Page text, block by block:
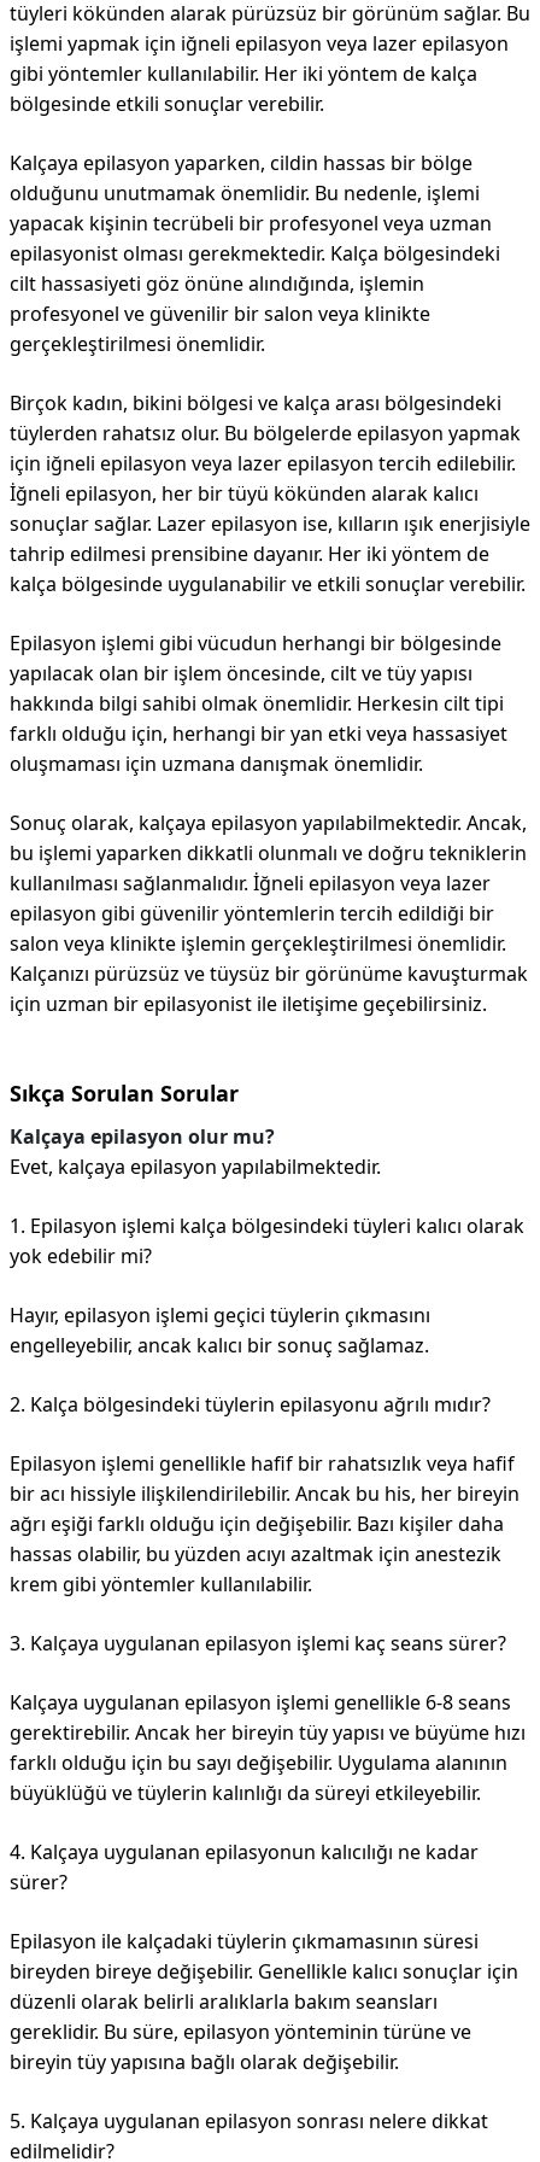
tüyleri kökünden alarak pürüzsüz bir görünüm sağlar. Bu
işlemi yapmak için iğneli epilasyon veya lazer epilasyon
gibi yöntemler kullanılabilir. Her iki yöntem de kalça
bölgesinde etkili sonuçlar verebilir.
Kalçaya epilasyon yaparken, cildin hassas bir bölge
olduğunu unutmamak önemlidir. Bu nedenle, işlemi
yapacak kişinin tecrübeli bir profesyonel veya uzman
epilasyonist olması gerekmektedir. Kalça bölgesindeki
cilt hassasiyeti göz önüne alındığında, işlemin
profesyonel ve güvenilir bir salon veya klinikte
gerçekleştirilmesi önemlidir.
Birçok kadın, bikini bölgesi ve kalça arası bölgesindeki
tüylerden rahatsız olur. Bu bölgelerde epilasyon yapmak
için iğneli epilasyon veya lazer epilasyon tercih edilebilir.
İğneli epilasyon, her bir tüyü kökünden alarak kalıcı
sonuçlar sağlar. Lazer epilasyon ise, kılların ışık enerjisiyle
tahrip edilmesi prensibine dayanır. Her iki yöntem de
kalça bölgesinde uygulanabilir ve etkili sonuçlar verebilir.
Epilasyon işlemi gibi vücudun herhangi bir bölgesinde
yapılacak olan bir işlem öncesinde, cilt ve tüy yapısı
hakkında bilgi sahibi olmak önemlidir. Herkesin cilt tipi
farklı olduğu için, herhangi bir yan etki veya hassasiyet
oluşmaması için uzmana danışmak önemlidir.
Sonuç olarak, kalçaya epilasyon yapılabilmektedir. Ancak,
bu işlemi yaparken dikkatli olunmalı ve doğru tekniklerin
kullanılması sağlanmalıdır. İğneli epilasyon veya lazer
epilasyon gibi güvenilir yöntemlerin tercih edildiği bir
salon veya klinikte işlemin gerçekleştirilmesi önemlidir.
Kalçanızı pürüzsüz ve tüysüz bir görünüme kavuşturmak
için uzman bir epilasyonist ile iletişime geçebilirsiniz.
Sıkça Sorulan Sorular
Kalçaya epilasyon olur mu?
Evet, kalçaya epilasyon yapılabilmektedir.
1. Epilasyon işlemi kalça bölgesindeki tüyleri kalıcı olarak
yok edebilir mi?
Hayır, epilasyon işlemi geçici tüylerin çıkmasını
engelleyebilir, ancak kalıcı bir sonuç sağlamaz.
2. Kalça bölgesindeki tüylerin epilasyonu ağrılı mıdır?
Epilasyon işlemi genellikle hafif bir rahatsızlık veya hafif
bir acı hissiyle ilişkilendirilebilir. Ancak bu his, her bireyin
ağrı eşiği farklı olduğu için değişebilir. Bazı kişiler daha
hassas olabilir, bu yüzden acıyı azaltmak için anestezik
krem gibi yöntemler kullanılabilir.
3. Kalçaya uygulanan epilasyon işlemi kaç seans sürer?
Kalçaya uygulanan epilasyon işlemi genellikle 6-8 seans
gerektirebilir. Ancak her bireyin tüy yapısı ve büyüme hızı
farklı olduğu için bu sayı değişebilir. Uygulama alanının
büyüklüğü ve tüylerin kalınlığı da süreyi etkileyebilir.
4. Kalçaya uygulanan epilasyonun kalıcılığı ne kadar
sürer?
Epilasyon ile kalçadaki tüylerin çıkmamasının süresi
bireyden bireye değişebilir. Genellikle kalıcı sonuçlar için
düzenli olarak belirli aralıklarla bakım seansları
gereklidir. Bu süre, epilasyon yönteminin türüne ve
bireyin tüy yapısına bağlı olarak değişebilir.
5. Kalçaya uygulanan epilasyon sonrası nelere dikkat
edilmelidir?